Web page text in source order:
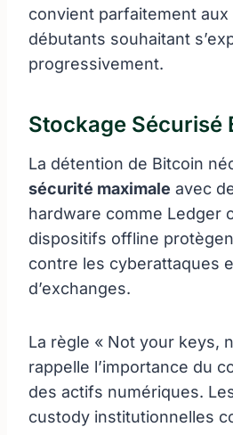
convient parfaitement
débutants souhaitant
progressivement.
Stockage Sécurisé
La détention de Bitcoin
sécurité maximale avec
hardware comme Ledger
dispositifs offline
contre les cyberattaques
d’exchanges.
La règle « Not your keys,
rappelle l’importance du
des actifs numériques.
custody institutionnelles